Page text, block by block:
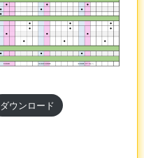
ダウンロード